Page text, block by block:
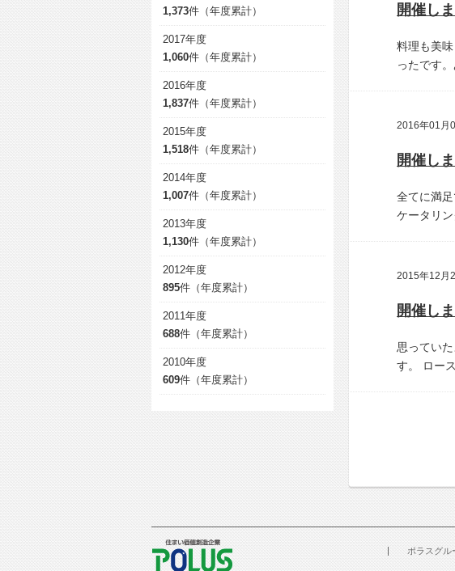
料理も美
ったです
2016年01
全てに満
ケータリ
2015年12
思ってい
す。
ロー
1,373件（年度累計）
2017年度
1,060件（年度累計）
2016年度
1,837件（年度累計）
2015年度
1,518件（年度累計）
2014年度
1,007件（年度累計）
2013年度
1,130件（年度累計）
2012年度
895件（年度累計）
2011年度
688件（年度累計）
2010年度
609件（年度累計）
ポラスグル